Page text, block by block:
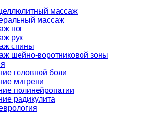
массаж
массаж
ног
рук
спины
шейно-воротниковой зоны
головной боли
мигрени
полинейропатии
радикулита